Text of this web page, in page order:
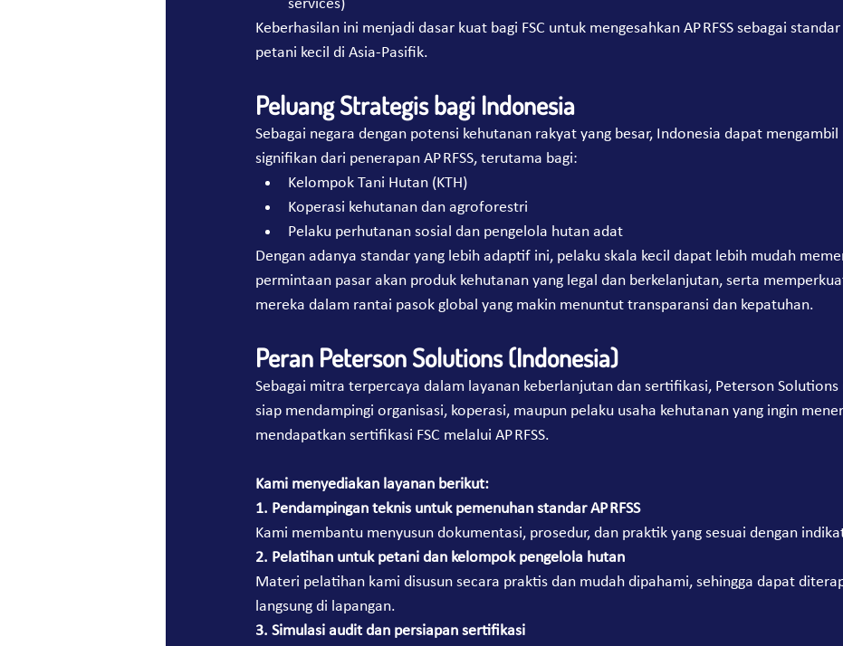
services)
Keberhasilan ini menjadi dasar kuat bagi FSC untuk mengesahkan AP RFSS sebagai
petani kecil di Asia-Pasifik.
Peluang Strategis bagi Indonesia
Sebagai negara dengan potensi kehutanan rakyat yang besar, Indonesia dapat
signifikan dari penerapan AP RFSS, terutama bagi:
Kelompok Tani Hutan (KTH)
Koperasi kehutanan dan agroforestri
Pelaku perhutanan sosial dan pengelola hutan adat
Dengan adanya standar yang lebih adaptif ini, pelaku skala kecil dapat lebih mudah
permintaan pasar akan produk kehutanan yang legal dan berkelanjutan, serta
mereka dalam rantai pasok global yang makin menuntut transparansi dan kepatuhan.
Peran Peterson Solutions (Indonesia)
Sebagai mitra terpercaya dalam layanan keberlanjutan dan sertifikasi, Peterson Solutions
siap mendampingi organisasi, koperasi, maupun pelaku usaha kehutanan yang ingin
mendapatkan sertifikasi FSC melalui AP RFSS.
Kami menyediakan layanan berikut:
1. Pendampingan teknis untuk pemenuhan standar AP RFSS
Kami membantu menyusun dokumentasi, prosedur, dan praktik yang sesuai dengan
2. Pelatihan untuk petani dan kelompok pengelola hutan
Materi pelatihan kami disusun secara praktis dan mudah dipahami, sehingga dapat
langsung di lapangan.
3. Simulasi audit dan persiapan sertifikasi